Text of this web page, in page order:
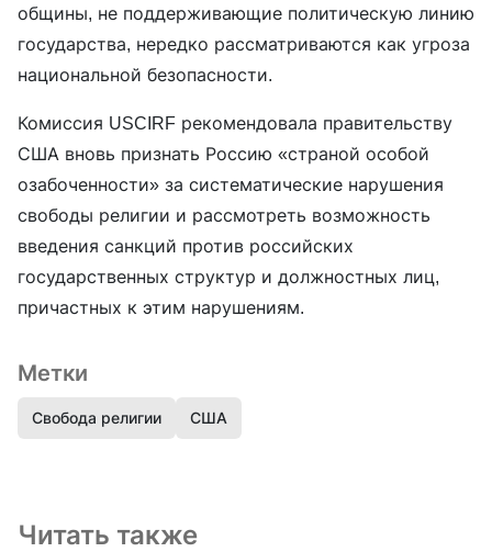
общины, не поддерживающие политическую линию
государства, нередко рассматриваются как угроза
национальной безопасности.
Комиссия USCIRF рекомендовала правительству
США вновь признать Россию «страной особой
озабоченности» за систематические нарушения
свободы религии и рассмотреть возможность
введения санкций против российских
государственных структур и должностных лиц,
причастных к этим нарушениям.
Метки
Свобода религии США
Читать также